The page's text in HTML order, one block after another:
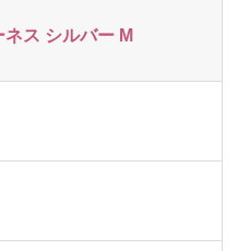
ス シルバー M